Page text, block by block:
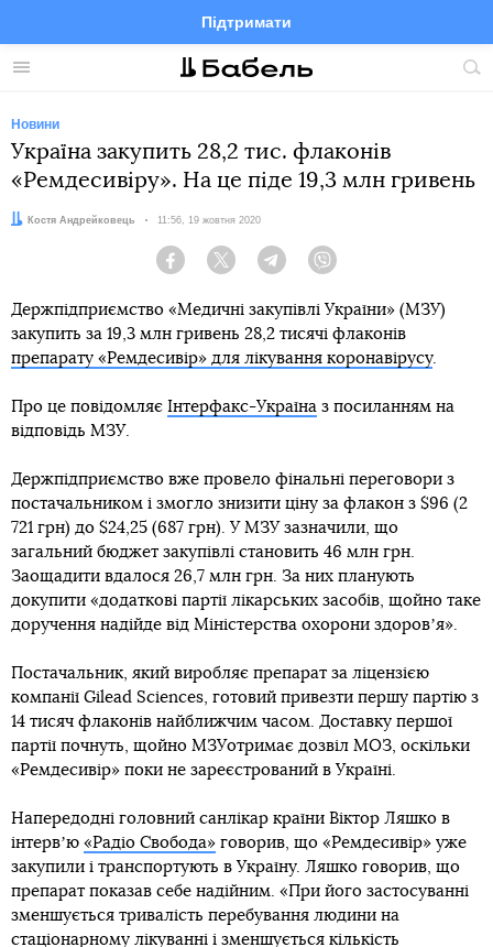
Меню
Підтримати
FacebookTelegramTwitter
Новини
Україна закупить 28,2 тис. флаконів
«Ремдесивіру». На це піде 19,3 млн гривень
Автор:Костя Андрейковець Дата:
11:56, 19 жовтня 2020
Facebook Twitter Telegram
Держпідприємство «Медичні закупівлі України» (МЗУ)
закупить за 19,3 млн гривень 28,2 тисячі флаконів
препарату «Ремдесивір» для лікування коронавірусу.
Про це повідомляє Інтерфакс-Україна з посиланням на
відповідь МЗУ.
Держпідприємство вже провело фінальні переговори з
постачальником і змогло знизити ціну за флакон з $96 (2
721 грн) до $24,25 (687 грн). У МЗУ зазначили, що
загальний бюджет закупівлі становить 46 млн грн.
Заощадити вдалося 26,7 млн грн. За них планують
докупити «додаткові партії лікарських засобів, щойно таке
доручення надійде від Міністерства охорони здоровʼя».
Постачальник, який виробляє препарат за ліцензією
компанії Gilead Sciences, готовий привезти першу партію з
14 тисяч флаконів найближчим часом. Доставку першої
партії почнуть, щойно МЗУотримає дозвіл МОЗ, оскільки
«Ремдесивір» поки не зареєстрований в Україні.
Напередодні головний санлікар країни Віктор Ляшко в
інтервʼю «Радіо Свобода» говорив, що «Ремдесивір» уже
закупили і транспортують в Україну. Ляшко говорив, що
препарат показав себе надійним. «При його застосуванні
зменшується тривалість перебування людини на
стаціонарному лікуванні і зменшується кількість